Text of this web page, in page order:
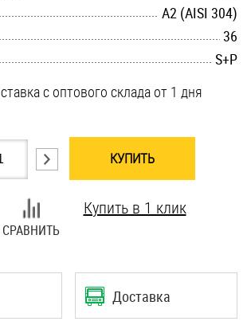
А2 (AISI 304)
36
S+P
с оптового склада от 1 дня
КУПИТЬ
СРАВНИТЬ
Купить в 1 клик
Доставка